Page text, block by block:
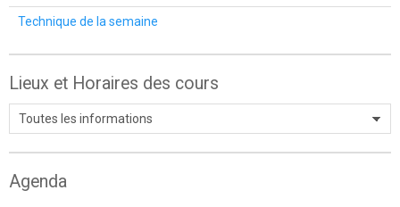
Technique de la semaine
Lieux et Horaires des cours
Agenda